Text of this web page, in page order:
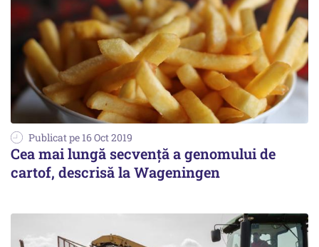
Publicat pe 16 Oct 2019
Cea mai lungă secvență a genomului de
cartof, descrisă la Wageningen